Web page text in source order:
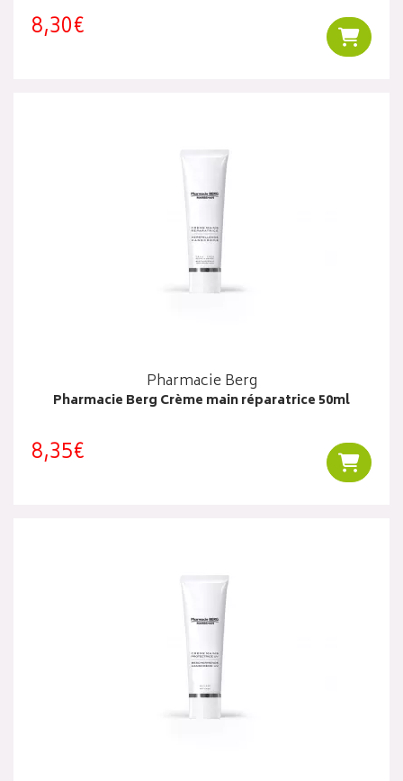
8,30€
Pharmacie Berg
Pharmacie Berg Crème main réparatrice 50ml
8,35€